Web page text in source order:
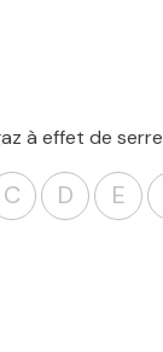
à effet de serre
C D E